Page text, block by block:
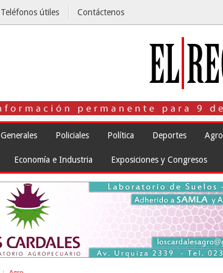
Teléfonos útiles Contáctenos
Generales Policiales Política Deportes Agro
Economía e Industria Exposiciones y Congresos